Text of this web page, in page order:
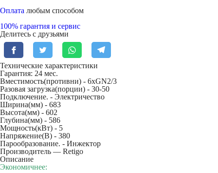
Оплата любым способом
100% гарантия и сервис
Делитесь с друзьями
Технические характеристики
Гарантия: 24 мес.
Вместимость(противни) - 6xGN2/3
Разовая загрузка(порции) - 30-50
Подключение. - Электричество
Ширина(мм) - 683
Высота(мм) - 602
Глубина(мм) - 586
Мощность(кВт) - 5
Напряжение(В) - 380
Парообразование. - Инжектор
Производитель — Retigo
Описание
Экономичнее: